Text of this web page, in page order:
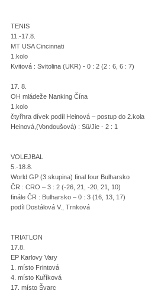
TENIS
11.-17.8.
MT USA Cincinnati
1.kolo
Kvitová : Svitolina (UKR) - 0 : 2 (2 : 6, 6 : 7)
17. 8.
OH mládeže Nanking Čína
1.kolo
čtyřhra dívek podíl Heinová – postup do 2.kola
Heinová,(Vondoušová) : Sü/Jie - 2 : 1
VOLEJBAL
5.-18.8.
World GP (3.skupina) final four Bulharsko
ČR : CRO – 3 : 2 (-26, 21, -20, 21, 10)
finále ČR : Bulharsko – 0 : 3 (16, 13, 17)
podíl Dostálová V., Trnková
TRIATLON
17.8.
EP Karlovy Vary
1. místo Frintová
4. místo Kuříková
17. místo Švarc